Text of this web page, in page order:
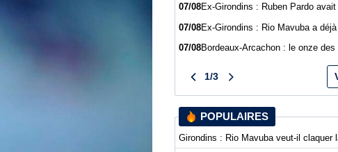
07/08Ex-Girondins : Ruben Pardo
07/08Ex-Girondins : Rio Mavuba a
07/08Bordeaux-Arcachon : le onze
1/3
POPULAIRES
Girondins : Rio Mavuba veut-il claquer